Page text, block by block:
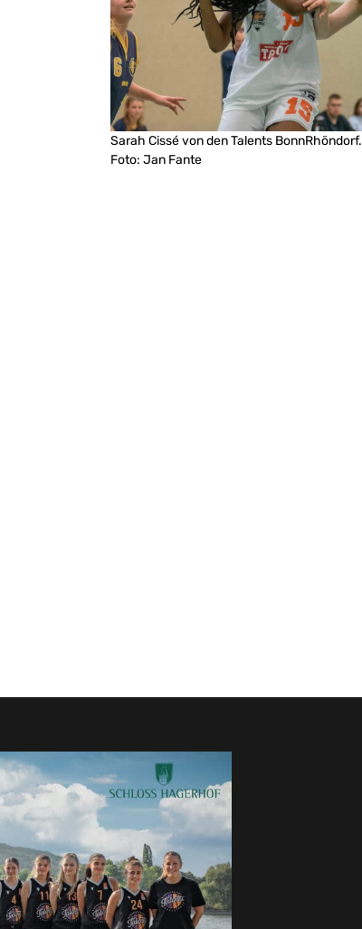
Sarah Cissé von den Talents BonnRhöndorf.
Foto: Jan Fante